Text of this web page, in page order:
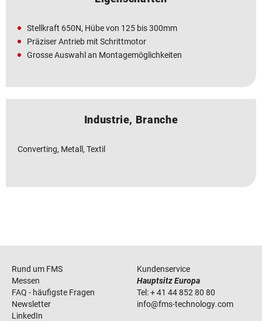
Stellkraft 650N, Hübe von 125 bis 300mm
Präziser Antrieb mit Schrittmotor
Grosse Auswahl an Montagemöglichkeiten
Industrie, Branche
Converting, Metall, Textil
Rund um FMS
Messen
FAQ - häufigste Fragen
Newsletter
LinkedIn
Kundenservice
Hauptsitz Europa
Tel:+ 41 44 852 80 80
info@fms-technology.com